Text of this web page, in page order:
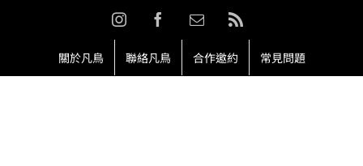
InstagramFacebookEmail:Rss
關於凡鳥 聯絡凡鳥 合作邀約 常見問題